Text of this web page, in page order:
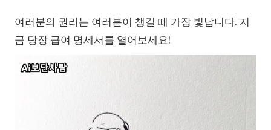
여러분의 권리는 여러분이 챙길 때 가장 빛납니다. 지
금 당장 급여 명세서를 열어보세요!